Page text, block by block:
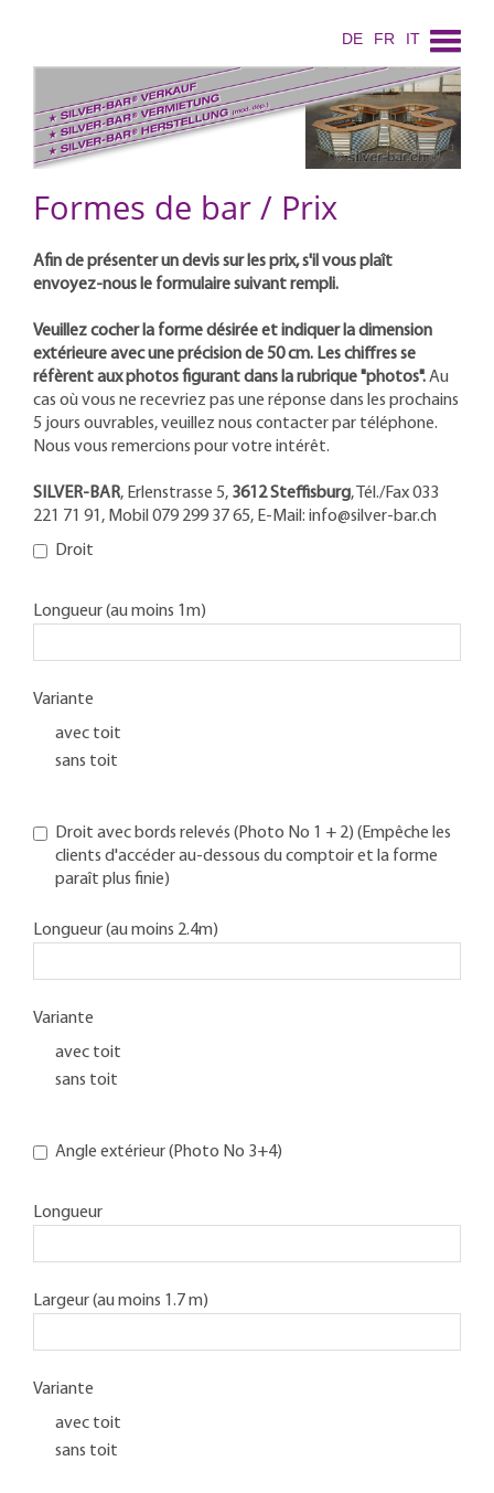
DE FR IT
Formes de bar / Prix
Afin de présenter un devis sur les prix, s'il vous plaît
envoyez-nous le formulaire suivant rempli.
Veuillez cocher la forme désirée et indiquer la dimension
extérieure avec une précision de 50 cm. Les chiffres se
réfèrent aux photos figurant dans la rubrique "photos".Au
cas où vous ne recevriez pas une réponse dans les prochains
5 jours ouvrables, veuillez nous contacter par téléphone.
Nous vous remercions pour votre intérêt.
SILVER-BAR, Erlenstrasse 5, 3612 Steffisburg, Tél./Fax 033
221 71 91, Mobil 079 299 37 65, E-Mail: info@silver-bar.ch
Droit
Longueur (au moins 1m)
Variante
avec toit
sans toit
Droit avec bords relevés (Photo No 1 + 2) (Empêche les
clients d'accéder au-dessous du comptoir et la forme
paraît plus finie)
Longueur (au moins 2.4m)
Variante
avec toit
sans toit
Angle extérieur (Photo No 3+4)
Longueur
Largeur (au moins 1.7 m)
Variante
avec toit
sans toit